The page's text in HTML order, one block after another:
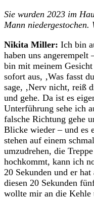
Sie wurden 2023 im
Mann niedergestochen.
Nikita Miller: Ich bin
haben uns
bin mit meinem
sofort aus, ‚Was fasst
sage, ‚Nerv nicht, reiß
und gehe. Da ist es
Unterführung sehe ich
falsche Richtung gehe
Blicke wieder – und es
stehen auf einem
umzudrehen, die
hochkommt, kann ich
20 Sekunden und er
diesen 20 Sekunden
wollte mir an die